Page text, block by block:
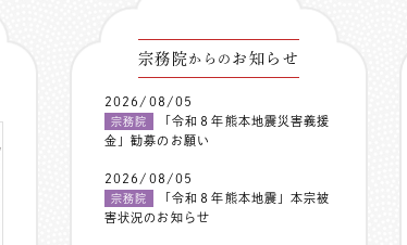
宗務院からの お知らせ
2026/08/05
宗務院
「令和８年熊本地震災害義援
金」勧募のお願い
2026/08/05
宗務院
「令和８年熊本地震」本宗被
害状況のお知らせ